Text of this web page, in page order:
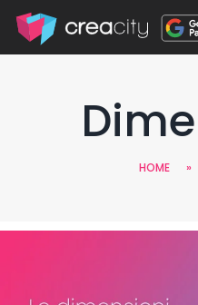
HOME »